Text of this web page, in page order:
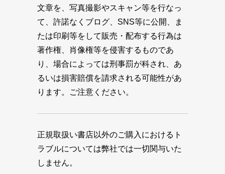
文章を、写真撮影やスキャン等を行なっ
て、許諾なくブログ、SNS等に公開、ま
たは印刷等をして販売・配布する行為は
著作権、肖像権等を侵害するものであ
り、場合によっては刑事罰が科され、あ
るいは損害賠償を請求される可能性があ
ります。ご注意ください。
正規取扱い書店以外のご購入におけるト
ラブルについては弊社では一切関与いた
しません。